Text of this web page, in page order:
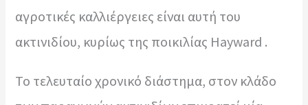
αγροτικές καλλιέργειες είναι αυτή του
ακτινιδίου, κυρίως της ποικιλίας Hayward .
Το τελευταίο χρονικό διάστημα, στον κλάδο